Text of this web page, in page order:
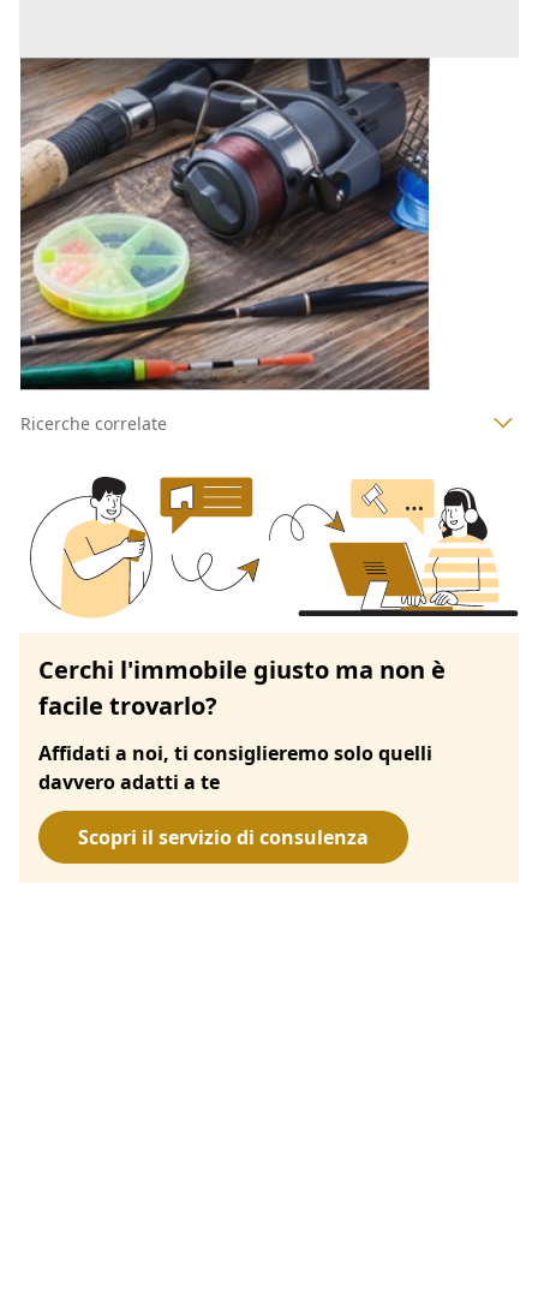
Macchinari per l'Industria Alimentare e
Conserviera all'asta a Pederobba
Pederobba (Treviso)
Offerta minima
10.500 € 14.000 €
Codice asta:b092771b
16/09/2026
1 2 3 4
Ricerche correlate
Cerchi l'immobile giusto ma non è
facile trovarlo?
Affidati a noi, ti consiglieremo solo quelli
davvero adatti a te
Scopri il servizio di consulenza